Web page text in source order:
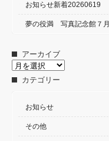
お知らせ新着20260619
夢の役満 写真記念館７月
アーカイブ
ア
カテゴリー
お知らせ
その他